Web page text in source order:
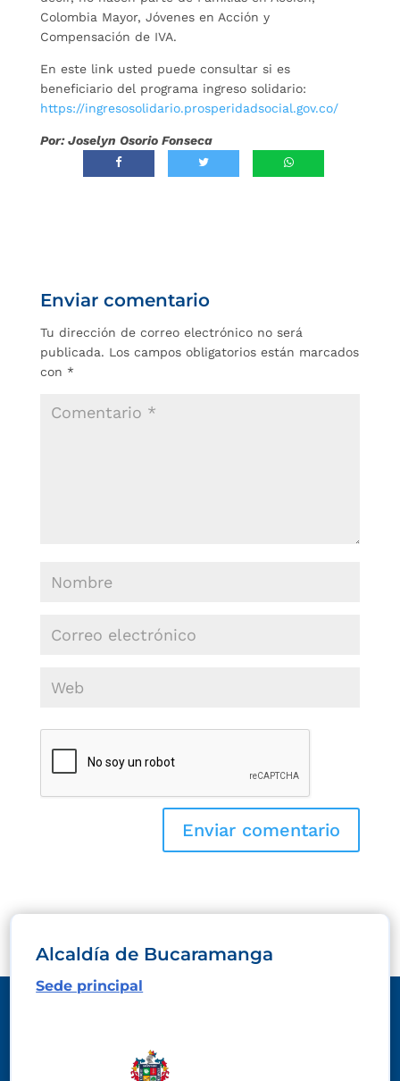
Colombia Mayor, Jóvenes en Acción y
Compensación de IVA.
En este link usted puede consultar si es
beneficiario del programa ingreso solidario:
https://ingresosolidario.prosperidadsocial.gov.co/
Por: Joselyn Osorio Fonseca
Enviar comentario
Tu dirección de correo electrónico no será
publicada. Los campos obligatorios están marcados
con *
Alcaldía de Bucaramanga
Sede principal